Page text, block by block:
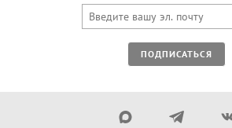
ПОДПИСАТЬСЯ